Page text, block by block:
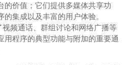
的价值；它们提供多媒体共享功
集成以及丰富的用户体验。
频通话、群组讨论和网络广播等
用程序的典型功能与附加的重要通